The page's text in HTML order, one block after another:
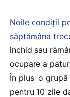
Noile condiții
săptămâna
închid sau
ocupare a
În plus, o
pentru 10 zile